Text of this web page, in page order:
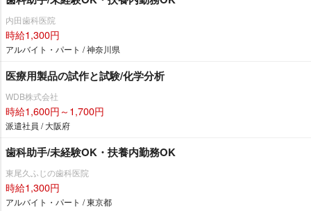
内田歯科医院
時給1,300円
アルバイト・パート / 神奈川県
医療用製品の試作と試験/化学分析
WDB株式会社
時給1,600円～1,700円
派遣社員 / 大阪府
歯科助手/未経験OK・扶養内勤務OK
東尾久ふじの歯科医院
時給1,300円
アルバイト・パート / 東京都